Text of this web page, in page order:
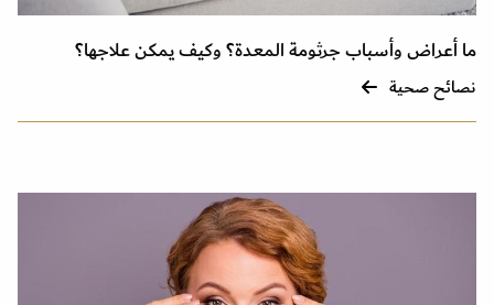
ما أعراض وأسباب جرثومة المعدة؟ وكيف يمكن علاجها؟
نصائح صحية